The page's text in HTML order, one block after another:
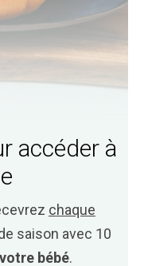
accéder à
chaque
saison avec 10
bébé.